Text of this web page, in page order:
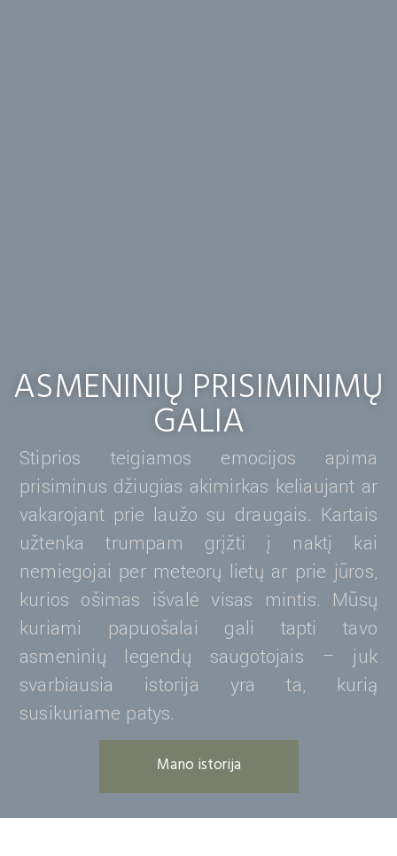
ASMENINIŲ PRISIMINIMŲ
GALIA
Stiprios teigiamos emocijos apima
prisiminus džiugias akimirkas keliaujant ar
vakarojant prie laužo su draugais. Kartais
užtenka trumpam grįžti į naktį kai
nemiegojai per meteorų lietų ar prie jūros,
kurios ošimas išvalė visas mintis. Mūsų
kuriami papuošalai gali tapti tavo
asmeninių legendų saugotojais – juk
svarbiausia istorija yra ta, kurią
susikuriame patys.
Mano istorija